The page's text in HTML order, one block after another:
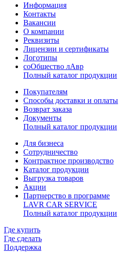
Информация
Контакты
Вакансии
О компании
Реквизиты
Лицензии и сертификаты
Логотипы
соОбщество лАвр
Полный каталог продукции
Покупателям
Способы доставки и оплаты
Возврат заказа
Документы
Полный каталог продукции
Для бизнеса
Сотрудничество
Контрактное производcтво
Каталог продукции
Выгрузка товаров
Акции
Партнерство в программе
LAVR CAR SERVICE
Полный каталог продукции
Где купить
Где сделать
Поддержка